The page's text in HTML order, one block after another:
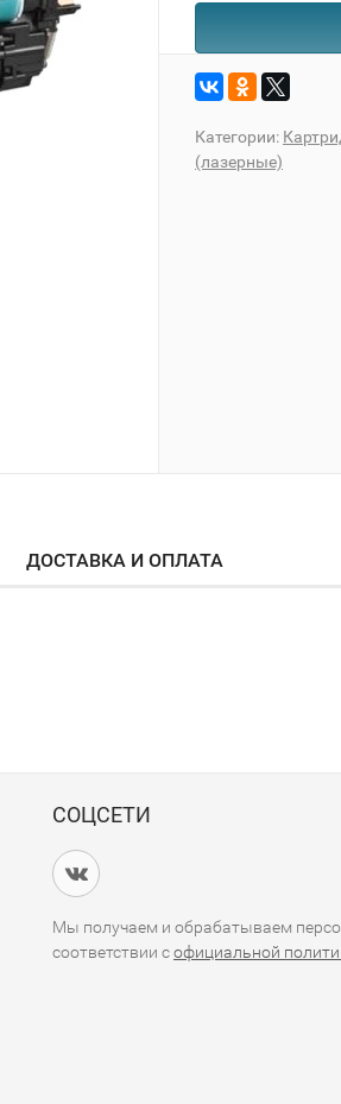
Категории:
(лазерные)
ДОСТАВКА И ОПЛАТА
СОЦСЕТИ
Мы получаем и обрабатываем
соответствии софициальной